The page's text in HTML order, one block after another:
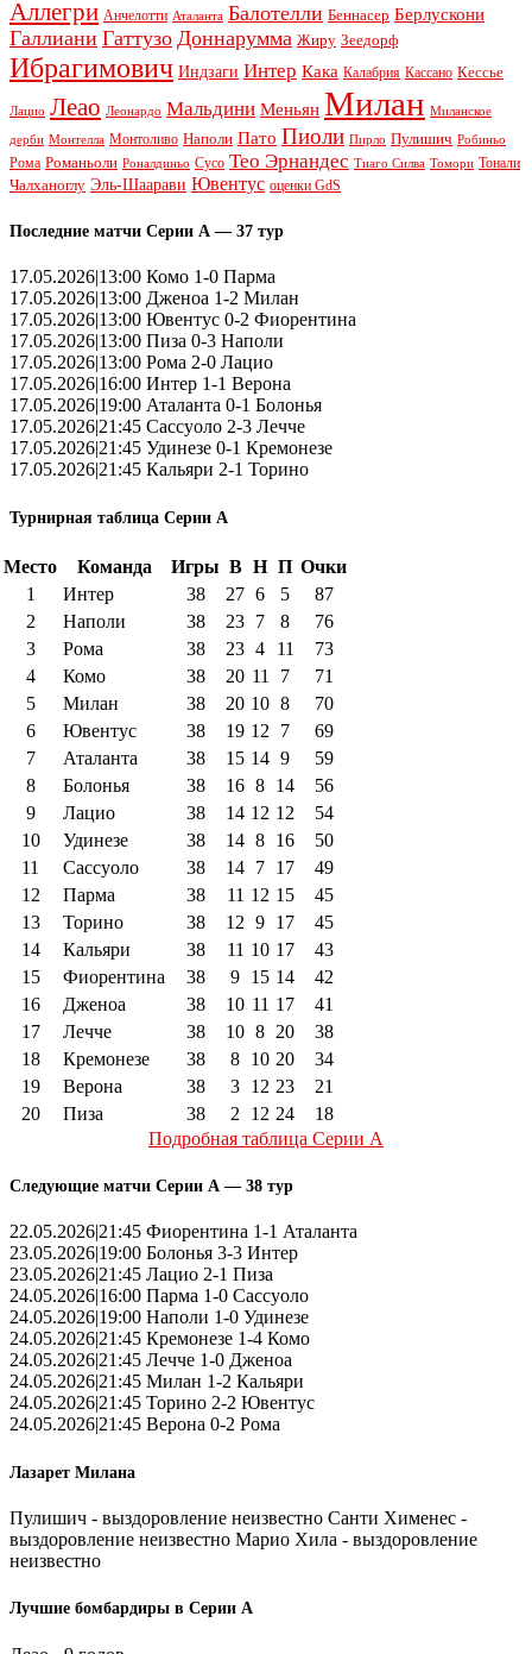
Аллегри Анчелотти Аталанта Балотелли Беннасер Берлускони
Галлиани Гаттузо Доннарумма Жиру Зеедорф
Ибрагимович Индзаги Интер Кака Калабрия Кассано Кессье
Лацио Леао Леонардо Мальдини Меньян Милан Миланское
дерби Монтелла Монтоливо Наполи Пато Пиоли Пирло Пулишич Робиньо
Рома Романьоли Роналдиньо Сусо Тео Эрнандес Тиаго Силва Томори Тонали
Чалханоглу Эль-Шаарави Ювентус оценки GdS
Последние матчи Серии А — 37 тур
17.05.2026|13:00 Комо 1-0 Парма
17.05.2026|13:00 Дженоа 1-2 Милан
17.05.2026|13:00 Ювентус 0-2 Фиорентина
17.05.2026|13:00 Пиза 0-3 Наполи
17.05.2026|13:00 Рома 2-0 Лацио
17.05.2026|16:00 Интер 1-1 Верона
17.05.2026|19:00 Аталанта 0-1 Болонья
17.05.2026|21:45 Сассуоло 2-3 Лечче
17.05.2026|21:45 Удинезе 0-1 Кремонезе
17.05.2026|21:45 Кальяри 2-1 Торино
Турнирная таблица Серии А
Место Команда Игры В Н П Очки
1
Интер 38 27 6 5
87
2
Наполи 38 23 7 8
76
3
Рома 38 23 4 11
73
4
Комо 38 20 11 7
71
5
Милан 38 20 10 8
70
6
Ювентус 38 19 12 7
69
7
Аталанта 38 15 14 9
59
8
Болонья 38 16 8 14
56
9
Лацио 38 14 12 12
54
10
Удинезе 38 14 8 16
50
11
Сассуоло 38 14 7 17
49
12
Парма 38 11 12 15
45
13
Торино 38 12 9 17
45
14
Кальяри 38 11 10 17
43
15
Фиорентина 38 9 15 14
42
16
Дженоа 38 10 11 17
41
17
Лечче 38 10 8 20
38
18
Кремонезе 38 8 10 20
34
19
Верона 38 3 12 23
21
20
Пиза 38 2 12 24
18
Подробная таблица Серии А
Следующие матчи Серии А — 38 тур
22.05.2026|21:45 Фиорентина 1-1 Аталанта
23.05.2026|19:00 Болонья 3-3 Интер
23.05.2026|21:45 Лацио 2-1 Пиза
24.05.2026|16:00 Парма 1-0 Сассуоло
24.05.2026|19:00 Наполи 1-0 Удинезе
24.05.2026|21:45 Кремонезе 1-4 Комо
24.05.2026|21:45 Лечче 1-0 Дженоа
24.05.2026|21:45 Милан 1-2 Кальяри
24.05.2026|21:45 Торино 2-2 Ювентус
24.05.2026|21:45 Верона 0-2 Рома
Лазарет Милана
Пулишич - выздоровление неизвестно Санти Хименес -
выздоровление неизвестно Марио Хила - выздоровление
неизвестно
Лучшие бомбардиры в Серии А